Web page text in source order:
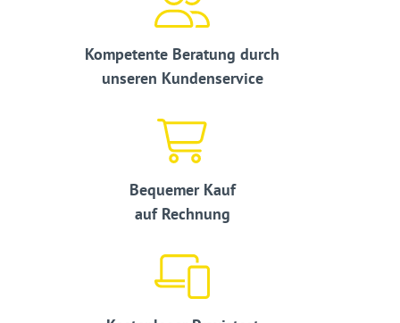
Kompetente Beratung durch
unseren Kundenservice
Bequemer Kauf
auf Rechnung